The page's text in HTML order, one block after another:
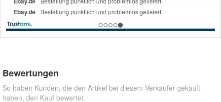
Bewertungen
So haben Kunden, die den Artikel bei diesem Verkäufer gekauft
haben, den Kauf bewertet.